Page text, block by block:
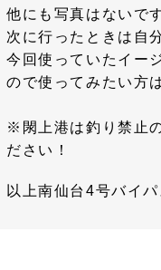
他にも写真はないで
次に行ったときは自
今回使っていたイー
ので使ってみたい方
※閖上港は釣り禁止
ださい！
以上南仙台4号バイパ